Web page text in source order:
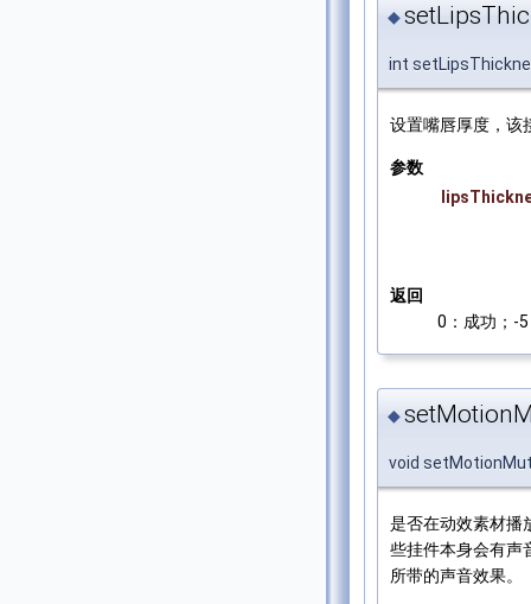
◆
int
设置嘴唇厚度，该
参数
返回
0：成功；-
◆
void
是否在动效素材播
些挂件本身会有声
所带的声音效果。